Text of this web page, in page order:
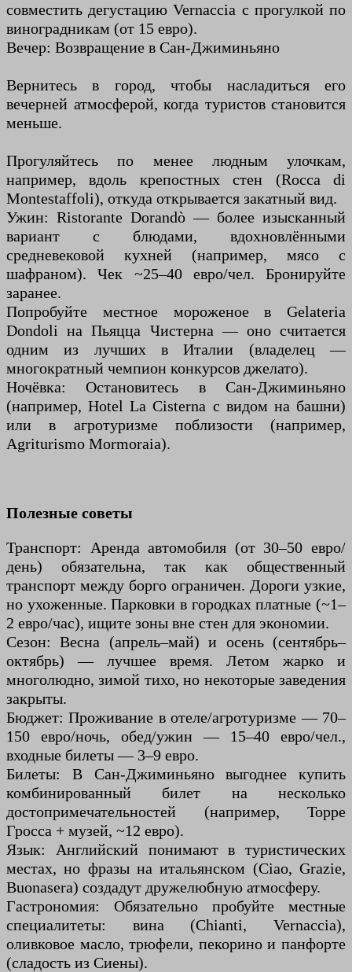
совместить дегустацию Vernaccia с прогулкой по
виноградникам (от 15 евро).
Вечер: Возвращение в Сан-Джиминьяно
Вернитесь в город, чтобы насладиться его
вечерней атмосферой, когда туристов становится
меньше.
Прогуляйтесь по менее людным улочкам,
например, вдоль крепостных стен (Rocca di
Montestaffoli), откуда открывается закатный вид.
Ужин: Ristorante Dorandò — более изысканный
вариант с блюдами, вдохновлёнными
средневековой кухней (например, мясо с
шафраном). Чек ~25–40 евро/чел. Бронируйте
заранее.
Попробуйте местное мороженое в Gelateria
Dondoli на Пьяцца Чистерна — оно считается
одним из лучших в Италии (владелец —
многократный чемпион конкурсов джелато).
Ночёвка: Остановитесь в Сан-Джиминьяно
(например, Hotel La Cisterna с видом на башни)
или в агротуризме поблизости (например,
Agriturismo Mormoraia).
Полезные советы
Транспорт: Аренда автомобиля (от 30–50 евро/
день) обязательна, так как общественный
транспорт между борго ограничен. Дороги узкие,
но ухоженные. Парковки в городках платные (~1–
2 евро/час), ищите зоны вне стен для экономии.
Сезон: Весна (апрель–май) и осень (сентябрь–
октябрь) — лучшее время. Летом жарко и
многолюдно, зимой тихо, но некоторые заведения
закрыты.
Бюджет: Проживание в отеле/агротуризме — 70–
150 евро/ночь, обед/ужин — 15–40 евро/чел.,
входные билеты — 3–9 евро.
Билеты: В Сан-Джиминьяно выгоднее купить
комбинированный билет на несколько
достопримечательностей (например, Торре
Гросса + музей, ~12 евро).
Язык: Английский понимают в туристических
местах, но фразы на итальянском (Ciao, Grazie,
Buonasera) создадут дружелюбную атмосферу.
Гастрономия: Обязательно пробуйте местные
специалитеты: вина (Chianti, Vernaccia),
оливковое масло, трюфели, пекорино и панфорте
(сладость из Сиены).